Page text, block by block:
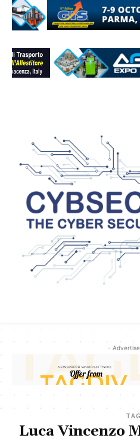
-
TAG
Luca Vincenzo